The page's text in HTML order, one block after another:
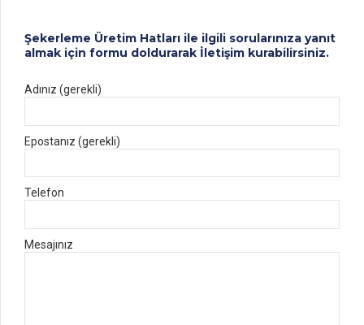
Şekerleme Üretim Hatları ile ilgili sorularınıza yanıt
almak için formu doldurarak İletişim kurabilirsiniz.
Adınız (gerekli)
Epostanız (gerekli)
Telefon
Mesajınız